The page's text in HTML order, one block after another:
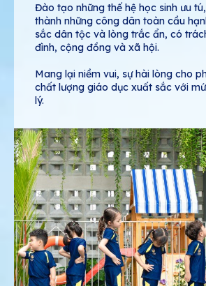
Đào tạo những thế hệ học sinh ưu
thành những công dân toàn cầu
sắc dân tộc và lòng trắc ẩn, có
đình, cộng đồng và xã hội.
Mang lại niềm vui, sự hài lòng cho
chất lượng giáo dục xuất sắc với
lý.